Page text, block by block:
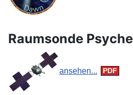
Raumsonde Psyche
ansehen...